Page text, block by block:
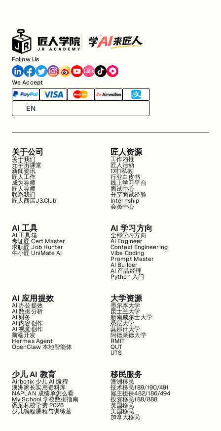
Follow Us
We Accept
EN
关于公司
关于我们
元宇宙课堂
新闻资讯
匠人工作
成为导师
匠人导师
联系我们
匠人商店J3.Club
匠人资源
工作内推
匠人活动
1对1私教
行业白皮书
线上学习平台
面试中心
分享面试经验
Internship
会员中心
AI 工具
AI 工具箱
考证匠 Cert Master
求职匠 Job Hunter
牛小匠 UniMate AI
AI 学习方向
全部学习方向
AI Engineer
Context Engineering
Vibe Coding
Prompt Master
AI Builder
AI 产品经理
Python 入门
AI 应用提效
AI 办公提效
AI 数据分析
AI 财务
AI 内容创作
AI 视觉创作
前端开发
Hermes Agent
OpenClaw 本地智能体
大学资源
墨尔本大学
昆士兰大学
新南威尔士大学
悉尼大学
莫那什大学
阿德莱德大学
RMIT
QUT
UTS
少儿 AI 教育
Airbotix 少儿 AI 编程
澳洲家长实用资料库
NAPLAN 成绩单怎么看
My School 学校数据指南
悉尼私校学费 2026
少儿编程课程与训练营
移民服务
澳洲移民
技术移民189/190/491
雇主担保482/186/494
投资移民188/888
英国移民
美国移民
加拿大移民